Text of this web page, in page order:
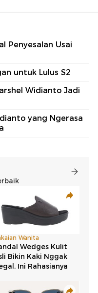
Penyesalan Usai
untuk Lulus S2
Widianto Jadi
yang Ngerasa